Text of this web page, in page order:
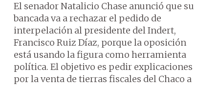
El senador Natalicio Chase anunció que su
bancada va a rechazar el pedido de
interpelación al presidente del Indert,
Francisco Ruiz Díaz, porque la oposición
está usando la figura como herramienta
política. El objetivo es pedir explicaciones
por la venta de tierras fiscales del Chaco a